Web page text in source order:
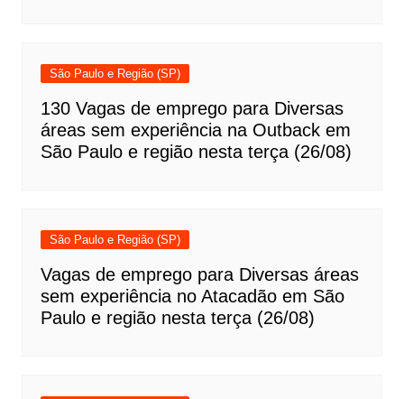
São Paulo e Região (SP)
130 Vagas de emprego para Diversas
áreas sem experiência na Outback em
São Paulo e região nesta terça (26/08)
São Paulo e Região (SP)
Vagas de emprego para Diversas áreas
sem experiência no Atacadão em São
Paulo e região nesta terça (26/08)